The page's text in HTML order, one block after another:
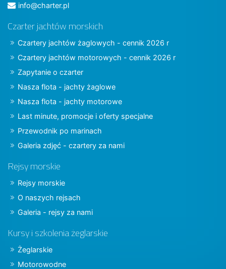
info@charter.pl
Czarter jachtów morskich
Czartery jachtów żaglowych - cennik 2026 r
Czartery jachtów motorowych - cennik 2026 r
Zapytanie o czarter
Nasza flota - jachty żaglowe
Nasza flota - jachty motorowe
Last minute, promocje i oferty specjalne
Przewodnik po marinach
Galeria zdjęć - czartery za nami
Rejsy morskie
Rejsy morskie
O naszych rejsach
Galeria - rejsy za nami
Kursy i szkolenia żeglarskie
Żeglarskie
Motorowodne